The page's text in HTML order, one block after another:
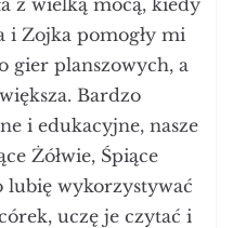
i Zojka pomogły mi
gier planszowych, a
Bardzo
i edukacyjne, nasze
Żółwie, Śpiące
lubię wykorzystywać
uczę je czytać i